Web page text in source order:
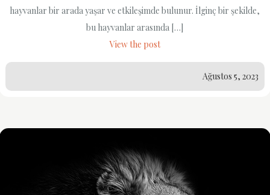
hayvanlar bir arada yaşar ve etkileşimde bulunur. İlginç bir şekilde,
bu hayvanlar arasında […]
View the post
Ağustos 5, 2023